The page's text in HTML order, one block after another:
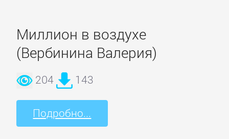
Миллион в воздухе
(Вербинина Валерия)
204 143
Подробно...
фитнес
Хобби,
Ремесла
Эротика,
Секс